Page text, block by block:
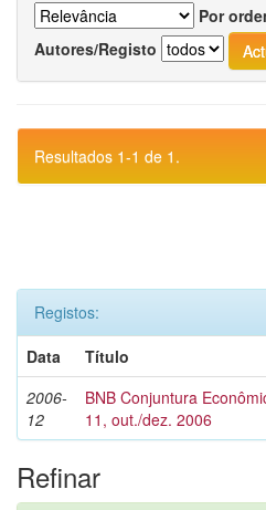
Por
Autores/Registo
Resultados 1-1 de 1.
Registos:
Data
Título
2006-
12
BNB Conjuntura
11, out./dez. 2006
Refinar